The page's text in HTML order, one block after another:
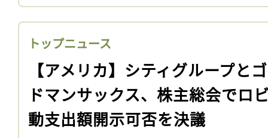
トップニュース
【アメリカ】シティグループと
ドマンサックス、株主総会でロ
動支出額開示可否を決議